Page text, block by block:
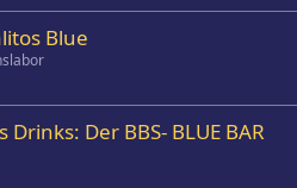
Blue
Der BBS- BLUE BAR